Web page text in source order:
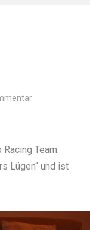
Team.
Lügen“ und ist